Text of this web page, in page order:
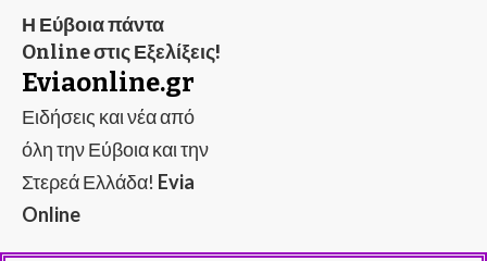
Η Εύβοια πάντα
Online στις Εξελίξεις!
Eviaonline.gr
Ειδήσεις και νέα από
όλη την Εύβοια και την
Στερεά Ελλάδα! Evia
Online